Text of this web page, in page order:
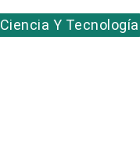
Ciencia Y Tecnología